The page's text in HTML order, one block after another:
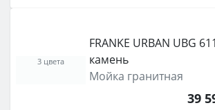
FRANKE URBAN UBG
камень
Мойка гранитная
39
3 цвета